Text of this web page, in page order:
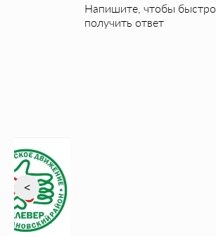
Напишите, чтобы быстро
получить ответ
<